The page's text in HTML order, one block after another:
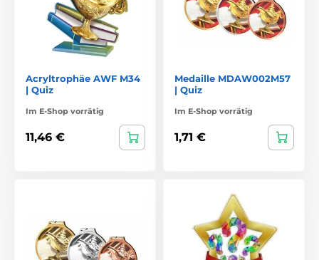
Acryltrophäe AWF M34
| Quiz
Im E-Shop vorrätig
11,46 €
Medaille MDAW002M57
| Quiz
Im E-Shop vorrätig
1,71 €